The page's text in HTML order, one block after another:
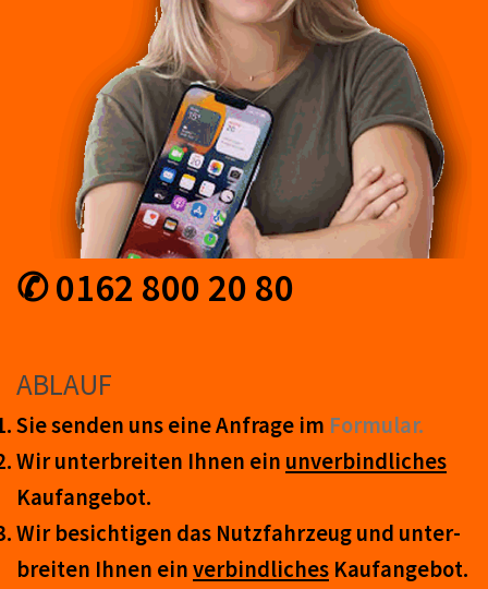
✆ 0162 800 20 80
ABLAUF
Sie senden uns eine An­frage im Form­ular.
Wir unter­breiten Ihnen ein un­ver­bind­lich­es
Kauf­an­ge­bot.
Wir be­sicht­igen das Nutz­fahr­zeug und un­ter­
breit­en Ihnen einver­bind­liches Kauf­an­ge­bot.